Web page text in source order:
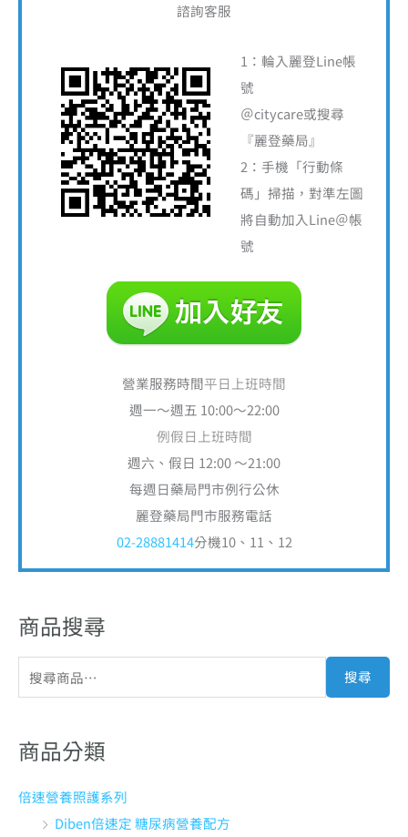
諮詢客服
1：輪入麗登Line帳
號
＠citycare或搜尋
『麗登藥局』
2：手機「行動條
碼」掃描，對準左圖
將自動加入Line＠帳
號
營業服務時間平日上班時間
週一～週五 10:00～22:00
例假日上班時間
週六、假日 12:00 ～21:00
每週日藥局門市例行公休
麗登藥局門市服務電話
02-28881414分機10、11、12
商品搜尋
搜尋
商品分類
倍速營養照護系列
Diben倍速定 糖尿病營養配方